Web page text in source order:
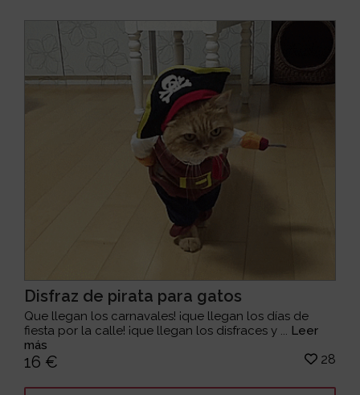
Disfraz de pirata para gatos
Que llegan los carnavales! ¡que llegan los días de
fiesta por la calle! ¡que llegan los disfraces y ... Leer
más
16 € 28